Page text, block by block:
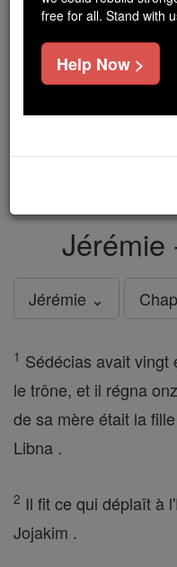
Online, Catholic
tools serving over
families worldwide.
and keep Catholic
Jérémie
Jérémie ⌄
1 Sédécias avait vingt
le trône, et il régna
de sa mère était la
Libna .
2 Il fit ce qui déplaît à
Jojakim .
free for all. Stand with
Help Now >